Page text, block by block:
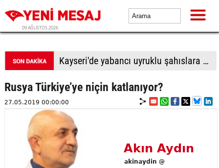
09 AĞUSTOS 2026
Kayseri'de yabancı uyruklu şahıslara biber gazı sıkıp bıçakladılar: 1 ölü, 1 yaralı
Rusya Türkiye’ye niçin katlanıyor?
27.05.2019 00:00:00
Akın Aydın
akinaydin @